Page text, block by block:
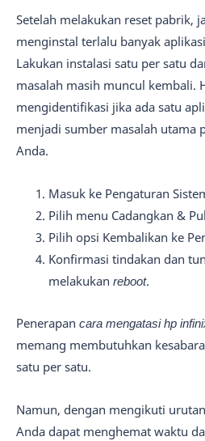
Setelah melakukan reset pabrik,
menginstal terlalu banyak
Lakukan instalasi satu per satu
masalah masih muncul kembali.
mengidentifikasi jika ada satu
menjadi sumber masalah utama
Anda.
Masuk ke Pengaturan
Pilih menu Cadangkan &
Pilih opsi Kembalikan ke
Konfirmasi tindakan dan
melakukan reboot.
Penerapan cara mengatasi hp
memang membutuhkan
satu per satu.
Namun, dengan mengikuti
Anda dapat menghemat waktu